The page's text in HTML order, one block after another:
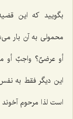
بگویید که این
محمولی به آن بار
أو عرضیٌ؟ واجبٌ أو
این دیگر فقط به
است لذا مرحوم